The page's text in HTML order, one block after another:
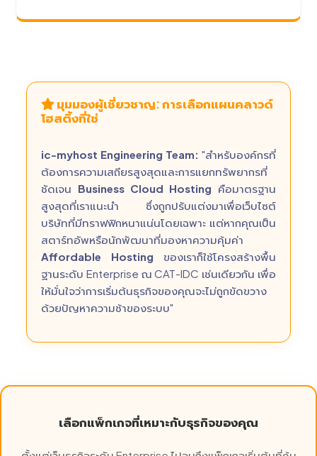
มุมมองผู้เชี่ยวชาญ: การเลือกแผนคลาวด์
โฮสติ้งที่ใช่
ic-myhost Engineering Team: "สำหรับองค์กรที่
ต้องการความเสถียรสูงสุดและการแยกทรัพยากรที่
ชัดเจน Business Cloud Hosting คือมาตรฐาน
สูงสุดที่เราแนะนำ ซึ่งถูกปรับแต่งมาเพื่อเว็บไซต์
บริษัทที่มีทราฟฟิกหนาแน่นโดยเฉพาะ แต่หากคุณเป็น
สตาร์ทอัพหรือนักพัฒนาที่มองหาความคุ้มค่า
Affordable Hosting ของเราก็ใช้โครงสร้างพื้น
ฐานระดับ Enterprise ณ CAT-IDC เช่นเดียวกัน เพื่อ
ให้มั่นใจว่าการเริ่มต้นธุรกิจของคุณจะไม่ถูกขัดขวาง
ด้วยปัญหาความช้าของระบบ"
เลือกแพ็กเกจที่เหมาะกับธุรกิจของคุณ